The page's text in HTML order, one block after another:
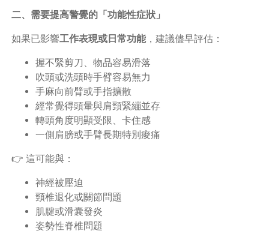
二、需要提高警覺的「功能性症狀」
如果已影響工作表現或日常功能，建議儘早評估：
握不緊剪刀、物品容易滑落
吹頭或洗頭時手臂容易無力
手麻向前臂或手指擴散
經常覺得頭暈與肩頸緊繃並存
轉頭角度明顯受限、卡住感
一側肩膀或手臂長期特別痠痛
👉 這可能與：
神經被壓迫
頸椎退化或關節問題
肌腱或滑囊發炎
姿勢性脊椎問題